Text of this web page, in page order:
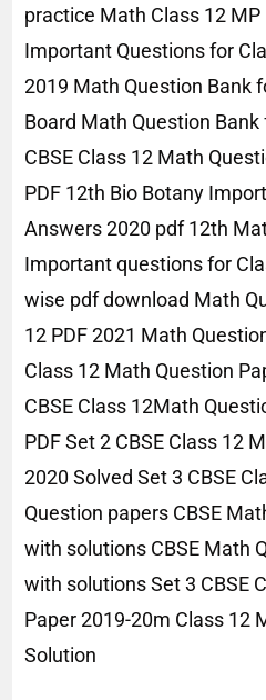
practice Math Class 12
Important Questions for
2019 Math Question Bank
Board Math Question Bank
CBSE Class 12 Math
PDF 12th Bio Botany
Answers 2020 pdf 12th
Important questions for
wise pdf download Math
12 PDF 2021 Math
Class 12 Math Question
CBSE Class 12Math
PDF Set 2 CBSE Class 12
2020 Solved Set 3 CBSE
Question papers CBSE
with solutions CBSE Math
with solutions Set 3 CBSE
Paper 2019-20m Class 12
Solution